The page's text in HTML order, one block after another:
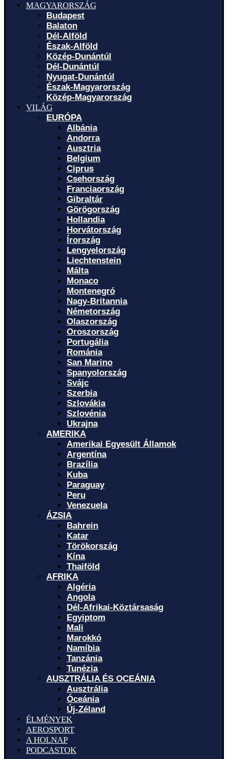
MAGYARORSZÁG
Budapest
Balaton
Dél-Alföld
Észak-Alföld
Közép-Dunántúl
Dél-Dunántúl
Nyugat-Dunántúl
Észak-Magyarország
Közép-Magyarország
VILÁG
EURÓPA
Albánia
Andorra
Ausztria
Belgium
Ciprus
Csehország
Franciaország
Gibraltár
Görögország
Hollandia
Horvátország
Írország
Lengyelország
Liechtenstein
Málta
Monaco
Montenegró
Nagy-Britannia
Németország
Olaszország
Oroszország
Portugália
Románia
San Marino
Spanyolország
Svájc
Szerbia
Szlovákia
Szlovénia
Ukrajna
AMERIKA
Amerikai Egyesült Államok
Argentína
Brazília
Kuba
Paraguay
Peru
Venezuela
ÁZSIA
Bahrein
Katar
Törökország
Kína
Thaiföld
AFRIKA
Algéria
Angola
Dél-Afrikai-Köztársaság
Egyiptom
Mali
Marokkó
Namíbia
Tanzánia
Tunézia
AUSZTRÁLIA ÉS OCEÁNIA
Ausztrália
Óceánia
Új-Zéland
ÉLMÉNYEK
AEROSPORT
A HOLNAP
PODCASTOK